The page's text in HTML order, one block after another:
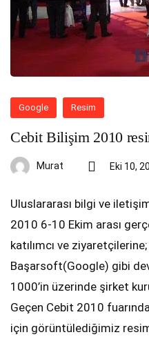
Google Resim
Cebit Bilişim 2010
Murat Eki 10,
Uluslararası bilgi ve
2010 6-10 Ekim arası
katılımcı ve
Başarsoft(Google) gibi
1000’in üzerinde şirket
Geçen Cebit 2010
için görüntülediğimiz